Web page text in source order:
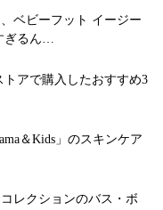
ベビーフット イージー
ぎるん…
アで購入したおすすめ3
＆Kids」のスキンケア
レクションのバス・ボ